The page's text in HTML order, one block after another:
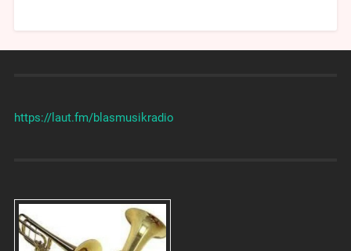
https://laut.fm/blasmusikradio